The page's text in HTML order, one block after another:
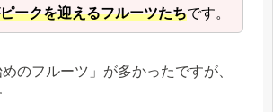
ークを迎えるフルーツたちです。
のフルーツ」が多かったですが、